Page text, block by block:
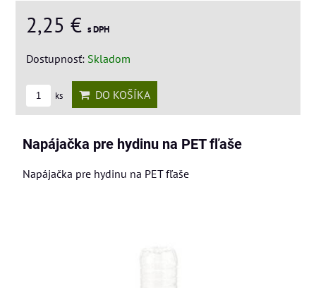
2,25 € s DPH
Dostupnosť: Skladom
ks DO KOŠÍKA
Napájačka pre hydinu na PET fľaše
Napájačka pre hydinu na PET fľaše